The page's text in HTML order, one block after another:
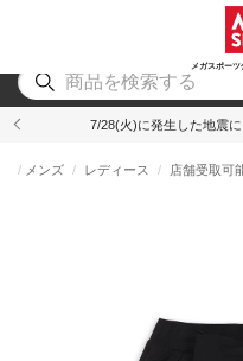
メガスポー
アウトドア
7/28(火)に発生した地震
メンズ レディース 店舗受取可